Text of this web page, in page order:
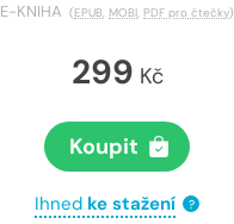
E-KNIHA (EPUB, MOBI, PDF pro čtečky)
299 Kč
Koupit
Ihned ke stažení ?